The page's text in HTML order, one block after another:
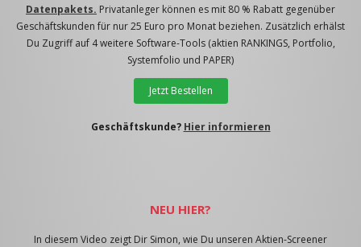
Datenpakets. Privatanleger können es mit 80 % Rabatt gegenüber
Geschäftskunden für nur 25 Euro pro Monat beziehen. Zusätzlich erhälst
Du Zugriff auf 4 weitere Software-Tools (aktien RANKINGS, Portfolio,
Systemfolio und PAPER)
Jetzt Bestellen
Geschäftskunde? Hier informieren
NEU HIER?
In diesem Video zeigt Dir Simon, wie Du unseren Aktien-Screener